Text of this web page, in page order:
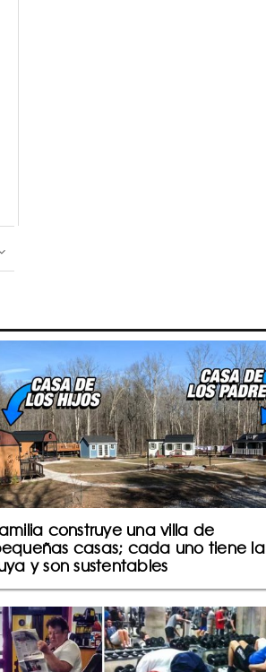
construye una villa de
casas; cada uno tiene la
y son sustentables